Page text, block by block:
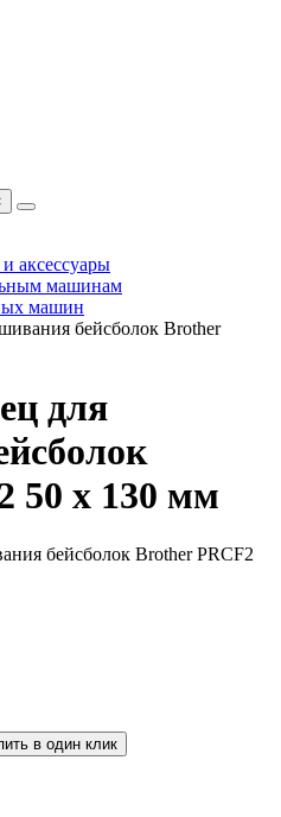
аксессуары
машинам
машин
бейсболок Brother
для
50 х 130 мм
в один клик